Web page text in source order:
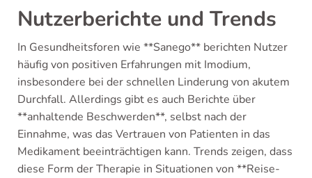
Nutzerberichte und Trends
In Gesundheitsforen wie **Sanego** berichten Nutzer
häufig von positiven Erfahrungen mit Imodium,
insbesondere bei der schnellen Linderung von akutem
Durchfall. Allerdings gibt es auch Berichte über
**anhaltende Beschwerden**, selbst nach der
Einnahme, was das Vertrauen von Patienten in das
Medikament beeinträchtigen kann. Trends zeigen, dass
diese Form der Therapie in Situationen von **Reise-